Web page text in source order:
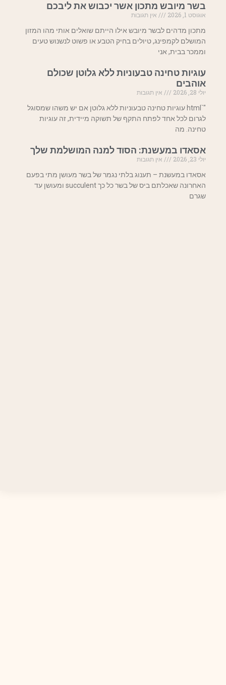
בשר מיובש מתכון אשר יכבוש את ליבכם
אוגוסט 1, 2026
אין תגובות
מתכון מדהים לבשר מיובש אילו הייתם שואלים אותי מהו המזון
המושלם לקמפינג, טיולים בחיק הטבע או פשוט לנשנוש טעים
וממכר בבית, אני
עוגיות טחינה טבעוניות ללא גלוטן שכולם
אוהבים
יולי 28, 2026
אין תגובות
"`html עוגיות טחינה טבעוניות ללא גלוטן אם יש משהו שמסוגל
לגרום לכל אחד לפתח התקף של תשוקה מיידית, זה עוגיות
טחינה. מה
אסאדו במעשנת: הסוד למנה המושלמת שלך
יולי 23, 2026
אין תגובות
אסאדו במעשנת – תענוג בלתי נגמר של בשר מעושן מתי בפעם
האחרונה שאכלתם ביס של בשר כל כך succulent ומעושן עד
שגרם